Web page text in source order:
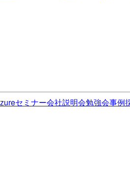
セミナー会社説明会勉強会事例